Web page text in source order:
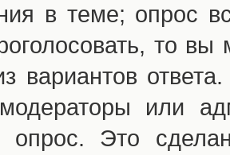
в теме; опрос
то вы
вариантов
или
опрос. Это